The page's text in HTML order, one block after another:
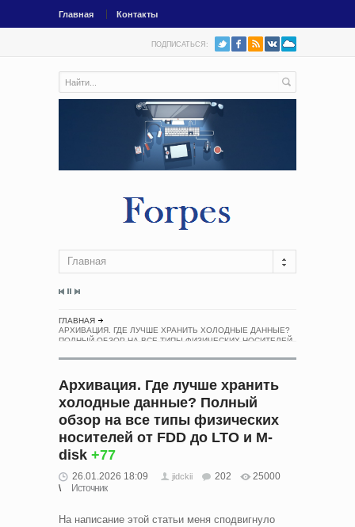
Главная Контакты
ПОДПИСАТЬСЯ:
Главная
ГЛАВНАЯ
АРХИВАЦИЯ. ГДЕ ЛУЧШЕ ХРАНИТЬ ХОЛОДНЫЕ ДАННЫЕ?
ПОЛНЫЙ ОБЗОР НА ВСЕ ТИПЫ ФИЗИЧЕСКИХ НОСИТЕЛЕЙ
Архивация. Где лучше хранить
холодные данные? Полный
обзор на все типы физических
носителей от FDD до LTO и M-
disk +77
26.01.2026 18:09 jidckii 202
25000
Источник
На написание этой статьи меня сподвигнуло